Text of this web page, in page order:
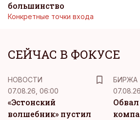
большинство
Конкретные точки входа
СЕЙЧАС В ФОКУСЕ
НОВОСТИ
07.08.26, 06:00
«Эстонский
волшебник» пустил
БИРЖА